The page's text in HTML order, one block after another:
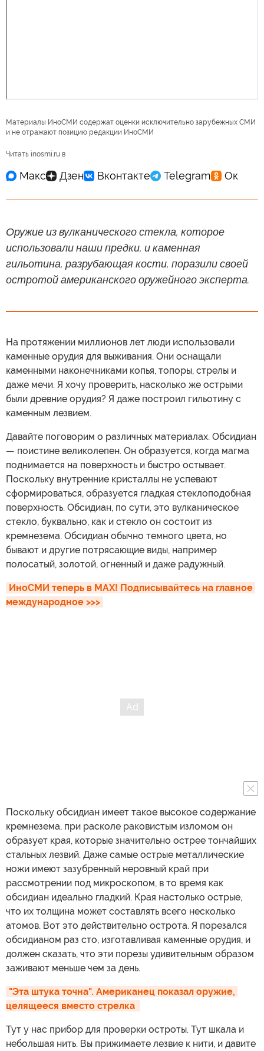
Материалы ИноСМИ содержат оценки исключительно зарубежных СМИ
и не отражают позицию редакции ИноСМИ
Читать inosmi.ru в
Оружие из вулканического стекла, которое
использовали наши предки, и каменная
гильотина, разрубающая кости, поразили своей
остротой американского оружейного эксперта.
На протяжении миллионов лет люди использовали
каменные орудия для выживания. Они оснащали
каменными наконечниками копья, топоры, стрелы и
даже мечи. Я хочу проверить, насколько же острыми
были древние орудия? Я даже построил гильотину с
каменным лезвием.
Давайте поговорим о различных материалах. Обсидиан
— поистине великолепен. Он образуется, когда магма
поднимается на поверхность и быстро остывает.
Поскольку внутренние кристаллы не успевают
сформироваться, образуется гладкая стеклоподобная
поверхность. Обсидиан, по сути, это вулканическое
стекло, буквально, как и стекло он состоит из
кремнезема. Обсидиан обычно темного цвета, но
бывают и другие потрясающие виды, например
полосатый, золотой, огненный и даже радужный.
ИноСМИ теперь в MAX! Подписывайтесь на главное
международное >>>
Поскольку обсидиан имеет такое высокое содержание
кремнезема, при расколе раковистым изломом он
образует края, которые значительно острее тончайших
стальных лезвий. Даже самые острые металлические
ножи имеют зазубренный неровный край при
рассмотрении под микроскопом, в то время как
обсидиан идеально гладкий. Края настолько острые,
что их толщина может составлять всего несколько
атомов. Вот это действительно острота. Я порезался
обсидианом раз сто, изготавливая каменные орудия, и
должен сказать, что эти порезы удивительным образом
заживают меньше чем за день.
"Эта штука точна". Американец показал оружие,
целящееся вместо стрелка
Тут у нас прибор для проверки остроты. Тут шкала и
небольшая нить. Вы прижимаете лезвие к нити, и давите